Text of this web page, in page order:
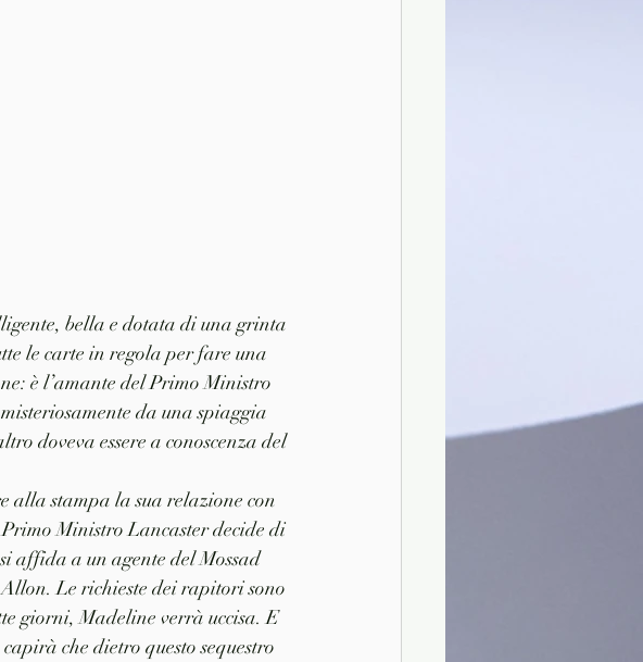
bella e dotata di una grinta
le carte in regola per fare una
è l’amante del Primo Ministro
da una spiaggia
doveva essere a conoscenza del
alla stampa la sua relazione con
Ministro Lancaster decide di
affida a un agente del Mossad
Le richieste dei rapitori sono
giorni, Madeline verrà uccisa. E
che dietro questo sequestro